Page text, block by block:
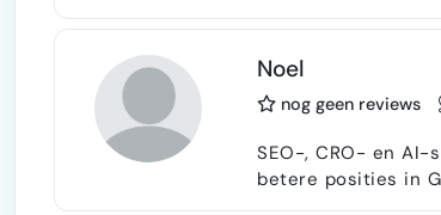
hebben. Ik werk met bedrijven die online sterker zichtbaar willen zijn, klanten op
het juis…
Noel
nog geen reviews
SEO-, CRO- en AI-
betere posities in